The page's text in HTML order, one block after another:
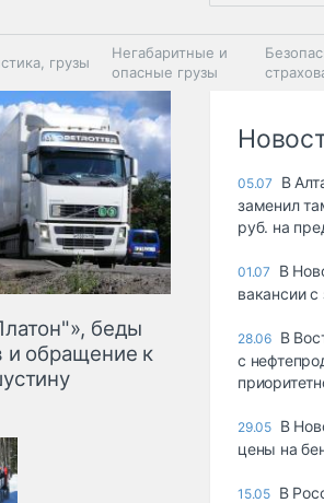
грузы
Негабаритные и
опасные грузы
Топливо, масла и
автохимия
беды
и обращение к
05.07
В
заменил
руб. на
01.07
В
вакансии
28.06 В
с
29.05 В
цены на
15.05 В